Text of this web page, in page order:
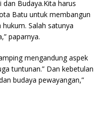
dan Budaya.Kita harus
Batu untuk membangun
Salah satunya
paparnya.
mengandung aspek
tuntunan.” Dan kebetulan
budaya pewayangan,”